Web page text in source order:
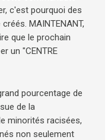
c'est pourquoi des
MAINTENANT,
que le prochain
un "CENTRE
pourcentage de
de la
minorités racisées,
non seulement